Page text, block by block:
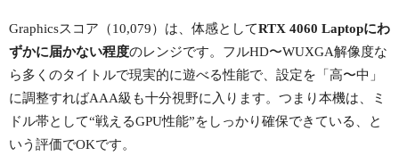
Graphicsスコア（10,079）は、体感としてRTX 4060 Laptopにわ
ずかに届かない程度のレンジです。フルHD〜WUXGA解像度な
ら多くのタイトルで現実的に遊べる性能で、設定を「高〜中」
に調整すればAAA級も十分視野に入ります。つまり本機は、ミ
ドル帯として“戦えるGPU性能”をしっかり確保できている、と
いう評価でOKです。